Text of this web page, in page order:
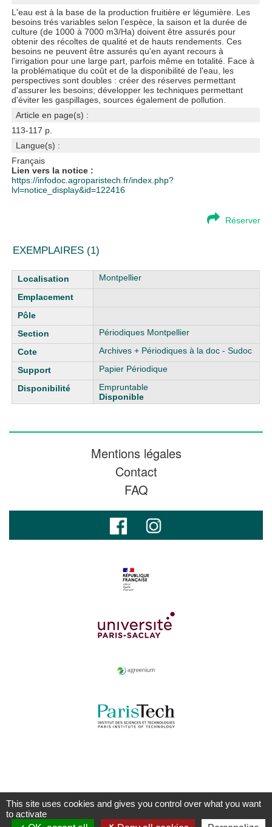
L'eau est à la base de la production fruitière er légumière. Les
besoins trés variables selon l'espèce, la saison et la durée de
culture (de 1000 à 7000 m3/Ha) doivent être assurés pour
obtenir des récoltes de qualité et de hauts rendements. Ces
besoins ne peuvent être assurés qu'en ayant recours à
l'irrigation pour une large part, parfois même en totalité. Face à
la problématique du coût et de la disponibilité de l'eau, les
perspectives sont doubles : créer des réserves permettant
d'assurer les besoins; développer les techniques permettant
d'éviter les gaspillages, sources également de pollution.
Article en page(s) :
113-117 p.
Langue(s) :
Français
Lien vers la notice :
https://infodoc.agroparistech.fr/index.php?
lvl=notice_display&id=122416
Réserver
EXEMPLAIRES (1)
Liste des exemplaires Montpellier
Périodiques Montpellier
Archives + Périodiques à la doc - Sudoc
Papier Périodique
Empruntable
Disponible
Mentions légales
Contact
FAQ
This site uses cookies and gives you control over what you want
to activate